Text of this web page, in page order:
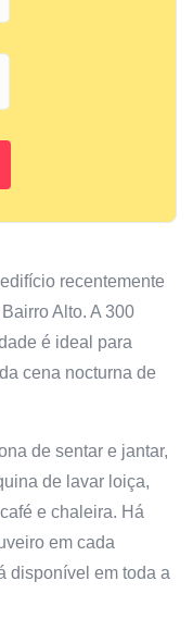
recentemente
Alto. A 300
é ideal para
cena nocturna de
de sentar e jantar,
de lavar loiça,
e chaleira. Há
em cada
disponível em toda a